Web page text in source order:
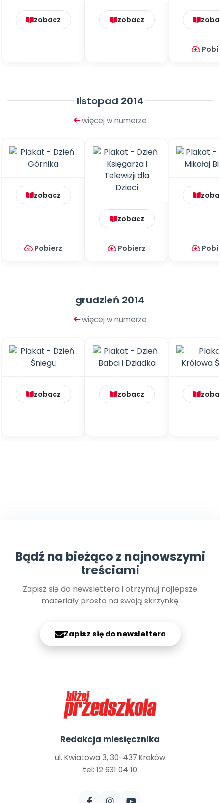
zobacz zobacz
listopad 2014
więcej w numerze
zobacz
Pobierz
zobacz
Pobierz
grudzień 2014
więcej w numerze
zobacz zobacz
Bądź na bieżąco z najnowszymi
treściami
Zapisz się do newslettera i otrzymuj najlepsze
materiały prosto na swoją skrzynkę
Zapisz się do newslettera
Redakcja miesięcznika
ul. Kwiatowa 3, 30-437 Kraków
tel: 12 631 04 10